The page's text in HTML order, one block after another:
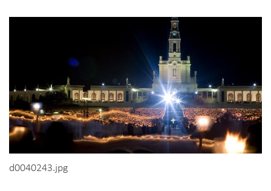
d0040243.jpg